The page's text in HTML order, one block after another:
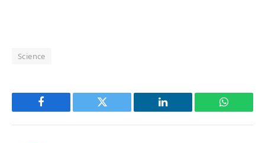
Science
Facebook Twitter LinkedIn